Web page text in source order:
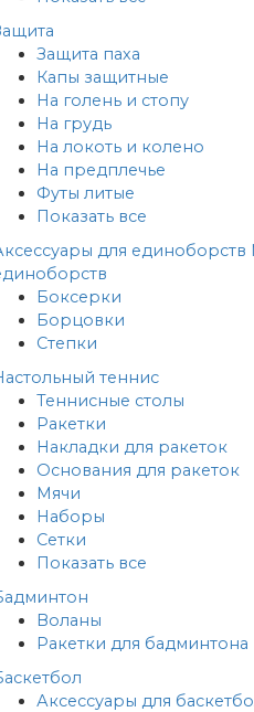
Защита паха
Капы защитные
На голень и стопу
На грудь
На локоть и колено
На предплечье
Футы литые
Показать все
для единоборств
Боксерки
Борцовки
Степки
теннис
Теннисные столы
Ракетки
Накладки для ракеток
Основания для ракеток
Мячи
Наборы
Сетки
Показать все
Воланы
Ракетки для бадминтона
Аксессуары для